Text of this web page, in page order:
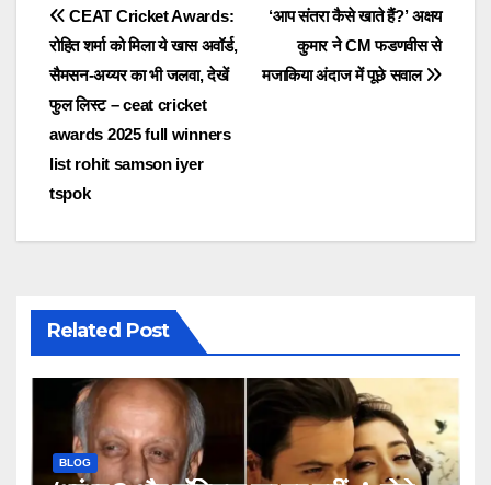
Post
navigation
‘आप संतरा कैसे खाते हैं?’ अक्षय
कुमार ने CM फडणवीस से
मजाकिया अंदाज में पूछे सवाल
CEAT Cricket Awards:
रोहित शर्मा को मिला ये खास अवॉर्ड,
सैमसन-अय्यर का भी जलवा, देखें
फुल ल‍िस्ट – ceat cricket
awards 2025 full winners
list rohit samson iyer
tspok
Related Post
BLOG